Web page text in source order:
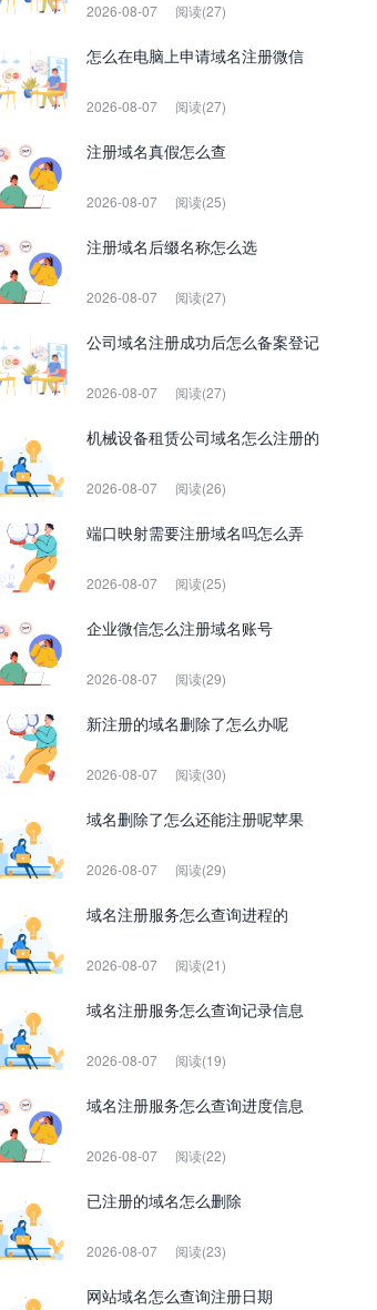
2026-08-07 阅读(27)
怎么在电脑上申请域名注册微信
2026-08-07 阅读(27)
注册域名真假怎么查
2026-08-07 阅读(25)
注册域名后缀名称怎么选
2026-08-07 阅读(27)
公司域名注册成功后怎么备案登记
2026-08-07 阅读(27)
机械设备租赁公司域名怎么注册的
2026-08-07 阅读(26)
端口映射需要注册域名吗怎么弄
2026-08-07 阅读(25)
企业微信怎么注册域名账号
2026-08-07 阅读(29)
新注册的域名删除了怎么办呢
2026-08-07 阅读(30)
域名删除了怎么还能注册呢苹果
2026-08-07 阅读(29)
域名注册服务怎么查询进程的
2026-08-07 阅读(21)
域名注册服务怎么查询记录信息
2026-08-07 阅读(19)
域名注册服务怎么查询进度信息
2026-08-07 阅读(22)
已注册的域名怎么删除
2026-08-07 阅读(23)
网站域名怎么查询注册日期